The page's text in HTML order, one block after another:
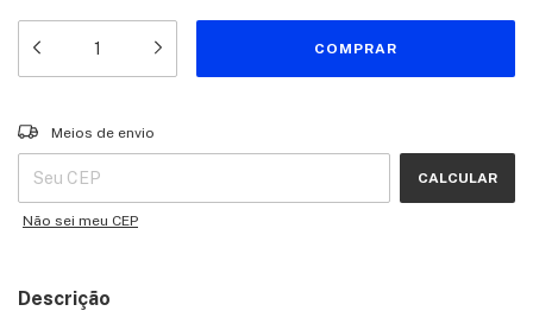
Entregas para o CEP:
Meios de envio
CALCULAR
Não sei meu CEP
Descrição